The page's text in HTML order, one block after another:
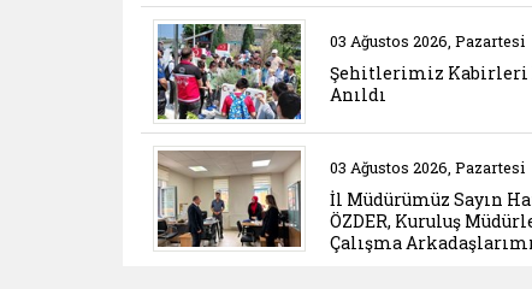
Belgeyi aç:
03 Ağustos 2026, Pazartesi
Şehitlerimiz Kabirleri
Anıldı
Belgeyi aç: il
03 Ağustos 2026, Pazartesi
İl Müdürümüz Sayın
ÖZDER, Kuruluş
Çalışma